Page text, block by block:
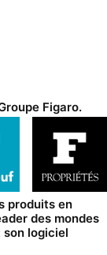
Figaro.
produits en
des mondes
logiciel